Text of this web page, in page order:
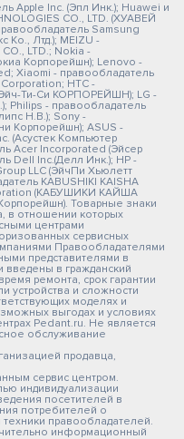
Apple Inc. (Эпл Инк.); Huawei и
CO., LTD. (ХУАВЕЙ
Samsung
Ко., Лтд.); MEIZU -
LTD.; Nokia -
Корпорейшн); Lenovo -
Xiaomi - правообладатель
HTC -
Ти-Си КОРПОРЕЙШН); LG -
Philips - правообладатель
Н.В.); Sony -
Корпорейшн); ASUS -
(Асустек Компьютер
Acer Incorporated (Эйсер
Dell Inc.(Делл Инк.); HP -
LLC (ЭйчПи Хьюлетт
KABUSHIKI KAISHA
(КАБУШИКИ КАЙША
Товарные знаки
в отношении которых
центрами
сервисных
Правообладателями
представителями в
в гражданский
ремонта, срок гарантии
устройства и сложности
моделях и
выгодах и условиях
Pedant.ru. Не является
обслуживание
продавца,
сервис центром.
индивидуализации
посетителей в
потребителей о
правообладателей.
информационный